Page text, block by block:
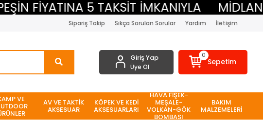
FİYATINA 5 TAKSİT İMKANIYLA MİDLAND
Sipariş Takip Sıkça Sorulan Sorular Yardım İletişim
Giriş Yap
Üye Ol
0
Sepetim
VE AV VE TAKTİK
AKSESUAR
KÖPEK VE KEDİ
AKSESUARLARI
HAVA FİŞEK-
MEŞALE-
VOLKAN-GÖK
BOMBASI
BAKIM
MALZEMELERİ